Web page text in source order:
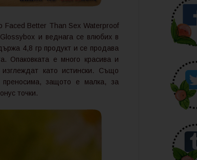
Faced Better Than Sex Waterproof
и веднага се влюбих в
4,8 гр продукт и се продава
Опаковката е много красива и
като истински. Също
защото е малка, за
точки.